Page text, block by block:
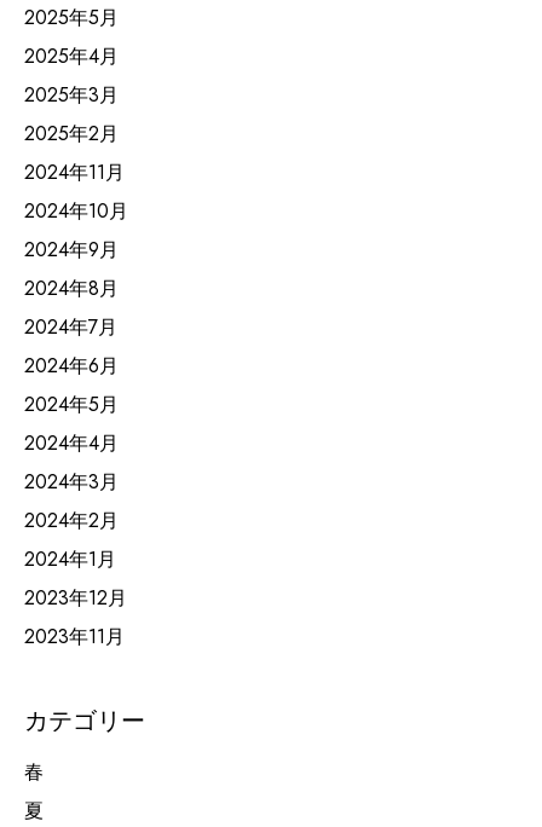
2025年5月
2025年4月
2025年3月
2025年2月
2024年11月
2024年10月
2024年9月
2024年8月
2024年7月
2024年6月
2024年5月
2024年4月
2024年3月
2024年2月
2024年1月
2023年12月
2023年11月
カテゴリー
春
夏